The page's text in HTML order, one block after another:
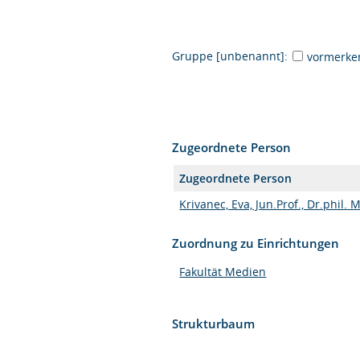
Gruppe [unbenannt]:
Zugeordnete Person
Zugeordnete Person
Krivanec, Eva, Jun.Prof., Dr.phil.
Zuordnung zu Einrichtungen
Fakultät Medien
Strukturbaum